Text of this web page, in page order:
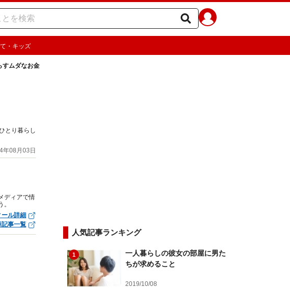
・キッズ
すムダなお金
とり暮らし
年08月03日
ディアで情
ール詳細
記事一覧
人気記事ランキング
1
一人暮らしの彼女の部屋に男た
ちが求めること
2019/10/08